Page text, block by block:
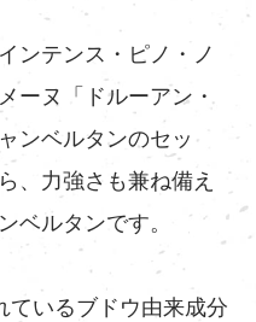
ンテンス・ピノ・ノ
ーヌ「ドルーアン・
ンベルタンのセッ
、力強さも兼ね備え
ベルタンです。
ているブドウ由来成分